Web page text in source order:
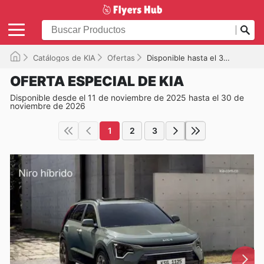
Catálogos de KIA Ofertas Disponible hasta el 30/11/2026
OFERTA ESPECIAL DE KIA
Disponible desde el 11 de noviembre de 2025 hasta el 30 de
noviembre de 2026
1 2 3